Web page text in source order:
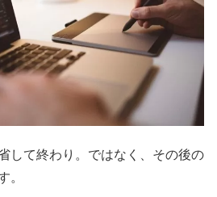
して終わり。ではなく、その後の
。